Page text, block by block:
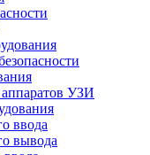
УЗИ
ввода
вывода